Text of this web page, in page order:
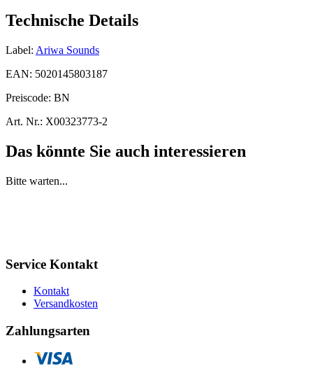
Technische Details
Label: Ariwa Sounds
EAN: 5020145803187
Preiscode: BN
Art. Nr.: X00323773-2
Das könnte Sie auch interessieren
Bitte warten...
Service Kontakt
Kontakt
Versandkosten
Zahlungsarten